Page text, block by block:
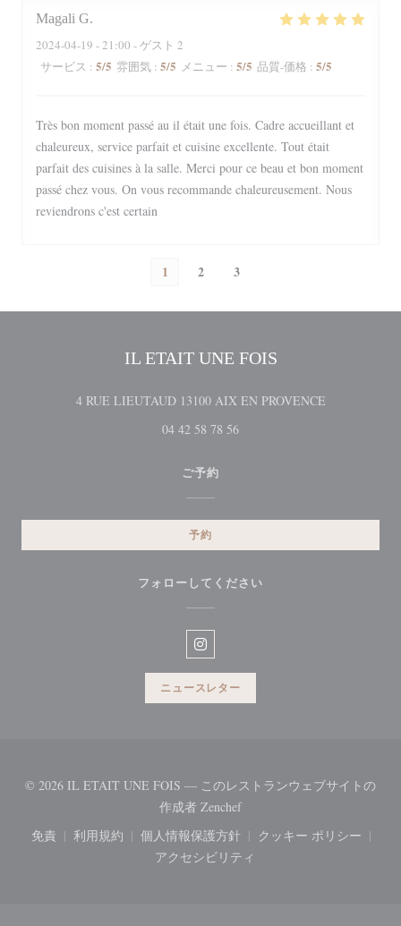
Magali G
2024-04-19 - 21:00 - ゲスト 2
サービス : 5/5 雰囲気 : 5/5 メニュー : 5/5 品質-価格 : 5/5
Très bon moment passé au il était une fois. Cadre accueillant et
chaleureux, service parfait et cuisine excellente. Tout était
parfait des cuisines à la salle. Merci pour ce beau et bon moment
passé chez vous. On vous recommande chaleureusement. Nous
reviendrons c'est certain
1 2 3
IL ETAIT UNE FOIS
4 RUE LIEUTAUD 13100 AIX EN PROVENCE((新しいウィ
04 42 58 78 56
ご予約
予約
フォローしてください
Instagram ((新しいウィンドウ
ニュースレター
© 2026 IL ETAIT UNE FOIS — このレストランウェブサイトの
作成者 Zenchef((新しいウィンドウで開き
免責
((新しいウィンドウで開きます))
利用規約
((新しいウィンドウで開きます))
個人情報保護方針
((新しいウィンドウで開きます))
クッキー ポリシー
((新しいウィ
アクセシビリティ
((新しいウィンドウで開きます))